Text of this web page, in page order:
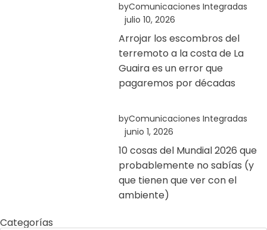
byComunicaciones Integradas
julio 10, 2026
Arrojar los escombros del
terremoto a la costa de La
Guaira es un error que
pagaremos por décadas
byComunicaciones Integradas
junio 1, 2026
10 cosas del Mundial 2026 que
probablemente no sabías (y
que tienen que ver con el
ambiente)
Categorías